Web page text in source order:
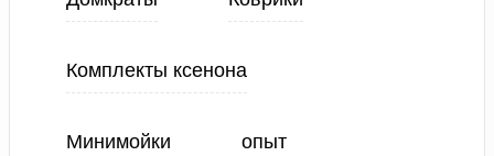
Комплекты ксенона
Минимойки опыт